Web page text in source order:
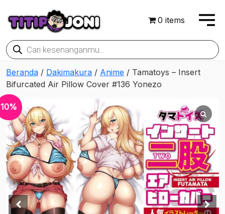
0 items
Products
search
Beranda / Dakimakura / Anime / Tamatoys – Insert
Bifurcated Air Pillow Cover #136 Yonezo
10%